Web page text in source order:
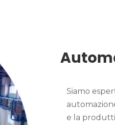
Siamo
e la